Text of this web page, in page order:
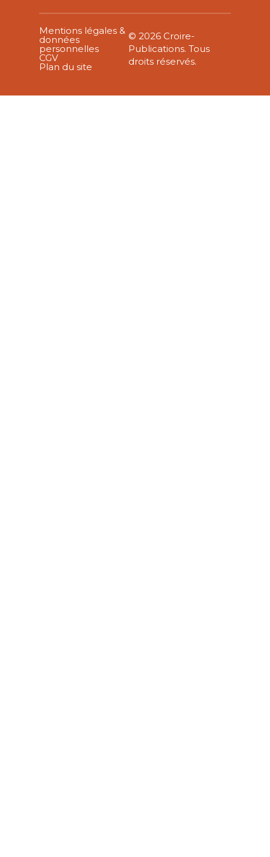
Mentions légales &
données
personnelles
CGV
Plan du site
© 2026 Croire-
Publications. Tous
droits réservés.